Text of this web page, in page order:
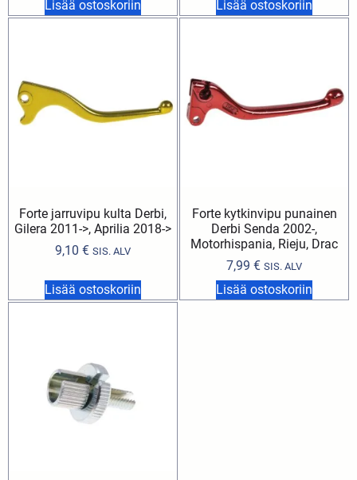
Lisää ostoskoriin Lisää ostoskoriin
Forte jarruvipu kulta Derbi,
Gilera 2011->, Aprilia 2018->
9,10 € SIS. ALV
Lisää ostoskoriin
Forte kytkinvipu punainen
Derbi Senda 2002-,
Motorhispania, Rieju, Drac
7,99 € SIS. ALV
Lisää ostoskoriin